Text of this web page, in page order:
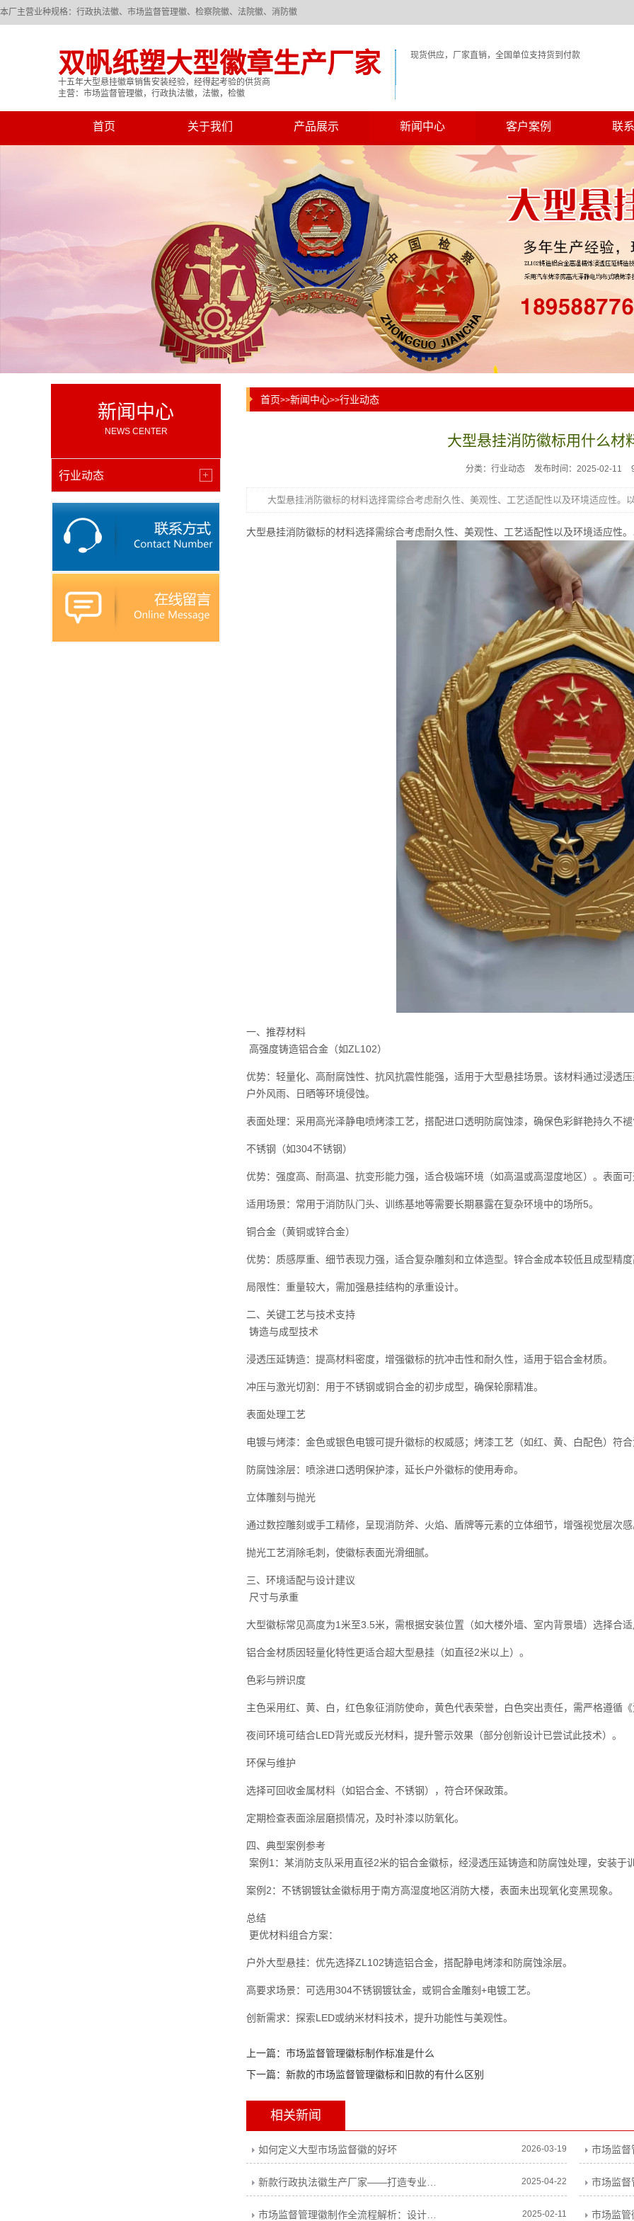
本厂主营业种规格：行政执法徽、市场监督管理徽、检察院徽、法院徽、消防徽
双帆纸塑大型徽章生产厂家
十五年大型悬挂徽章销售安装经验，经得起考验的供货商
主营：市场监督管理徽，行政执法徽，法徽，检徽
现货供应，厂家直销，全国单位支持货到付款
首页 关于我们 产品展示 新闻中心 客户案例 联
新闻中心
NEWS CENTER
行业动态
首页>>新闻中心>>行业动态
大型悬挂消防徽标用什么材
分类：行业动态 发布时间：2025-02-11
大型悬挂消防徽标的材料选择需综合考虑耐久性、美观性、工艺适配性以及环境适应性。
大型悬挂消防徽标的材料选择需综合考虑耐久性、美观性、工艺适配性以及环境适应性
一、推荐材料
高强度铸造铝合金（如ZL102）
优势：轻量化、高耐腐蚀性、抗风抗震性能强，适用于大型悬挂场景。该材料通过浸透
户外风雨、日晒等环境侵蚀。
表面处理：采用高光泽静电喷烤漆工艺，搭配进口透明防腐蚀漆，确保色彩鲜艳持久不
不锈钢（如304不锈钢）
优势：强度高、耐高温、抗变形能力强，适合极端环境（如高温或高湿度地区）。表面
适用场景：常用于消防队门头、训练基地等需要长期暴露在复杂环境中的场所5。
铜合金（黄铜或锌合金）
优势：质感厚重、细节表现力强，适合复杂雕刻和立体造型。锌合金成本较低且成型精
局限性：重量较大，需加强悬挂结构的承重设计。
二、关键工艺与技术支持
铸造与成型技术
浸透压延铸造：提高材料密度，增强徽标的抗冲击性和耐久性，适用于铝合金材质。
冲压与激光切割：用于不锈钢或铜合金的初步成型，确保轮廓精准。
表面处理工艺
电镀与烤漆：金色或银色电镀可提升徽标的权威感；烤漆工艺（如红、黄、白配色）符
防腐蚀涂层：喷涂进口透明保护漆，延长户外徽标的使用寿命。
立体雕刻与抛光
通过数控雕刻或手工精修，呈现消防斧、火焰、盾牌等元素的立体细节，增强视觉层次
抛光工艺消除毛刺，使徽标表面光滑细腻。
三、环境适配与设计建议
尺寸与承重
大型徽标常见高度为1米至3.5米，需根据安装位置（如大楼外墙、室内背景墙）选择合
铝合金材质因轻量化特性更适合超大型悬挂（如直径2米以上）。
色彩与辨识度
主色采用红、黄、白，红色象征消防使命，黄色代表荣誉，白色突出责任，需严格遵循
夜间环境可结合LED背光或反光材料，提升警示效果（部分创新设计已尝试此技术）。
环保与维护
选择可回收金属材料（如铝合金、不锈钢），符合环保政策。
定期检查表面涂层磨损情况，及时补漆以防氧化。
四、典型案例参考
案例1：某消防支队采用直径2米的铝合金徽标，经浸透压延铸造和防腐蚀处理，安装于
案例2：不锈钢镀钛金徽标用于南方高湿度地区消防大楼，表面未出现氧化变黑现象。
总结
更优材料组合方案：
户外大型悬挂：优先选择ZL102铸造铝合金，搭配静电烤漆和防腐蚀涂层。
高要求场景：可选用304不锈钢镀钛金，或铜合金雕刻+电镀工艺。
创新需求：探索LED或纳米材料技术，提升功能性与美观性。
上一篇： 市场监督管理徽标制作标准是什么
下一篇： 新款的市场监督管理徽标和旧款的有什么区别
相关新闻
如何定义大型市场监督徽的好坏 2026-03-19
2025-04-22 市场监督
2025-02-11 市场监管